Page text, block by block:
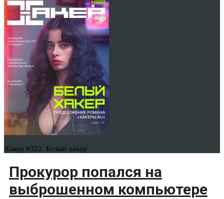
Хакер #322. Белый хакер
Прокурор попался на
выброшенном компьютере